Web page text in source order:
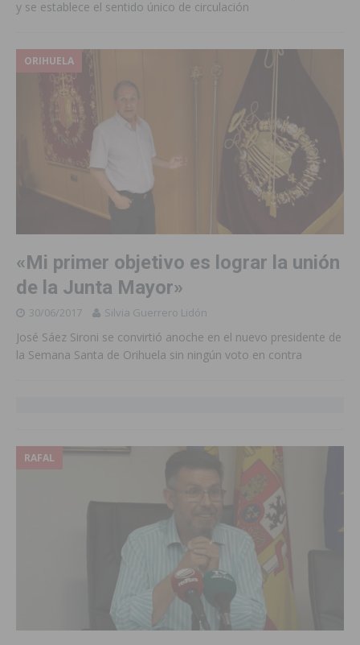
y se establece el sentido único de circulación
ORIHUELA
«Mi primer objetivo es lograr la unión
de la Junta Mayor»
30/06/2017 Silvia Guerrero Lidón
José Sáez Sironi se convirtió anoche en el nuevo presidente de
la Semana Santa de Orihuela sin ningún voto en contra
RAFAL